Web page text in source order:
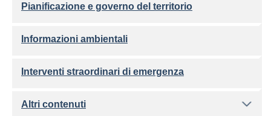
Pianificazione e governo del territorio
Informazioni ambientali
Interventi straordinari di emergenza
Altri contenuti